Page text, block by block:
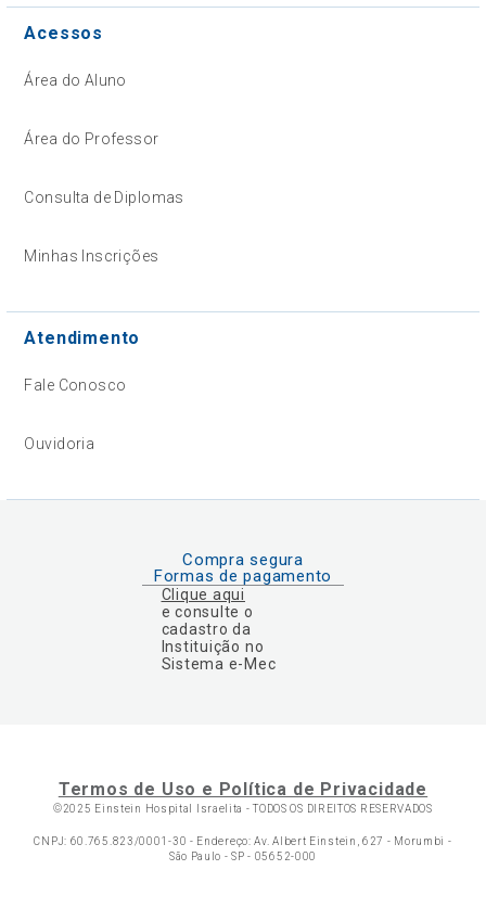
Acessos
Área do Aluno
Área do Professor
Consulta de Diplomas
Minhas Inscrições
Atendimento
Fale Conosco
Ouvidoria
Compra segura
Formas de pagamento
Clique aqui
e consulte o
cadastro da
Instituição no
Sistema e-Mec
Termos de Uso e Política de Privacidade
©2025 Einstein Hospital Israelita -TODOS OS DIREITOS RESERVADOS
CNPJ: 60.765.823/0001-30 - Endereço: Av. Albert Einstein, 627 - Morumbi -
São Paulo - SP - 05652-000